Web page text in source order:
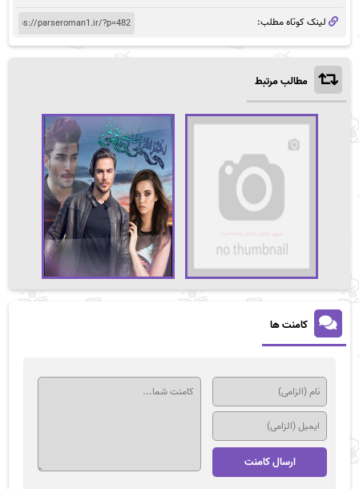
لینک کوتاه مطلب:
مطالب مرتبط
کامنت ها